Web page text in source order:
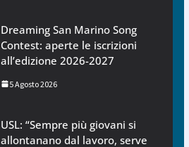
Dreaming San Marino Song
Contest: aperte le iscrizioni
all’edizione 2026-2027
5 Agosto 2026
USL: “Sempre più giovani si
allontanano dal lavoro, serve